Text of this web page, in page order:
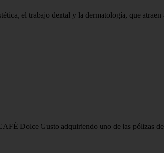
el trabajo dental y la dermatología, que
Dolce Gusto adquiriendo uno de las pólizas